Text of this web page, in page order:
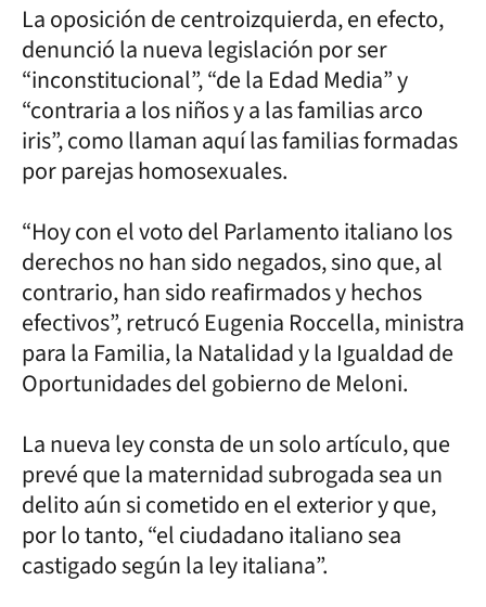
La oposición de centroizquierda, en efecto,
denunció la nueva legislación por ser
“inconstitucional”, “de la Edad Media” y
“contraria a los niños y a las familias arco
iris”, como llaman aquí las familias formadas
por parejas homosexuales.
“Hoy con el voto del Parlamento italiano los
derechos no han sido negados, sino que, al
contrario, han sido reafirmados y hechos
efectivos”, retrucó Eugenia Roccella, ministra
para la Familia, la Natalidad y la Igualdad de
Oportunidades del gobierno de Meloni.
La nueva ley consta de un solo artículo, que
prevé que la maternidad subrogada sea un
delito aún si cometido en el exterior y que,
por lo tanto, “el ciudadano italiano sea
castigado según la ley italiana”.